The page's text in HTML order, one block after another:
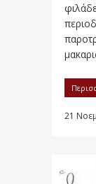
21